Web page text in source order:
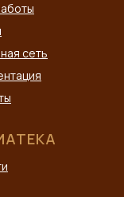
сеть